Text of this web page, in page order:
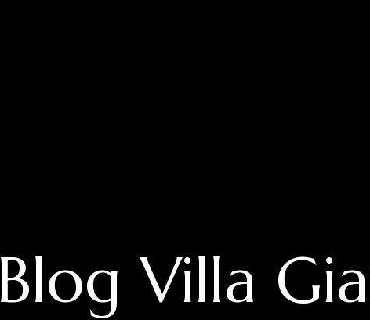
Blog Villa